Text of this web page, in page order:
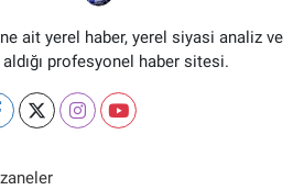
ait yerel haber, yerel siyasi analiz ve
profesyonel haber sitesi.